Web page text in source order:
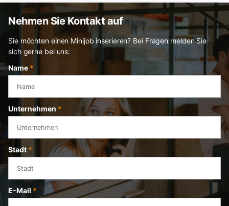
Nehmen Sie Kontakt auf
Sie möchten einen Minijob inserieren? Bei Fragen melden Sie
sich gerne bei uns:
Name *
Unternehmen *
Stadt *
E-Mail *